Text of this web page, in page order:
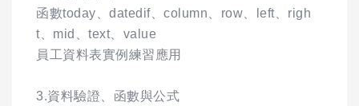
函數today、datedif、column、row、left、righ
t、mid、text、value
員工資料表實例練習應用
3.資料驗證、函數與公式